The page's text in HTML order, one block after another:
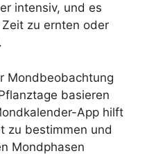
intensiv, und es
zu ernten oder
Mondbeobachtung
basieren
App hilft
zu bestimmen und
Mondphasen